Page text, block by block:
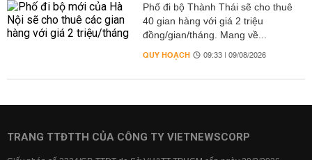
Phố đi bộ Thành Thái sẽ cho thuê
40 gian hàng với giá 2 triệu
đồng/gian/tháng. Mang về...
QUY HOẠCH 09:33 | 09/08/2026
TRANG TTĐTTH CỦA CÔNG TY VIETNEWSCORP